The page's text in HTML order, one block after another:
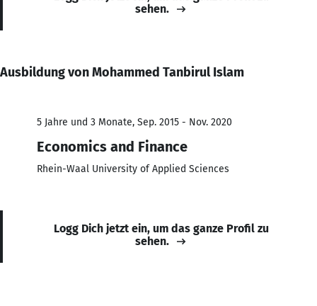
sehen.
Ausbildung von Mohammed Tanbirul Islam
5 Jahre und 3 Monate, Sep. 2015 - Nov. 2020
Economics and Finance
Rhein-Waal University of Applied Sciences
Logg Dich jetzt ein, um das ganze Profil zu
sehen.